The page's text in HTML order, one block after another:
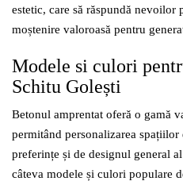
estetic, care să răspundă nevoilor
moștenire valoroasă pentru
Modele si culori
Schitu Golești
Betonul amprentat oferă o gamă
permitând personalizarea
preferințe și de designul general
câteva modele și culori populare